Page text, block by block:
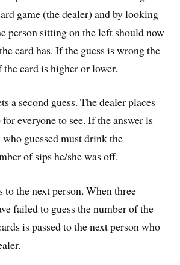
game (the dealer) and by looking
person sitting on the left should now
card has. If the guess is wrong the
card is higher or lower.
a second guess. The dealer places
everyone to see. If the answer is
guessed must drink the
of sips he/she was off.
to the next person. When three
failed to guess the number of the
is passed to the next person who